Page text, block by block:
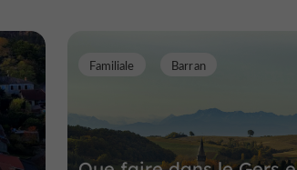
Familiale Barran